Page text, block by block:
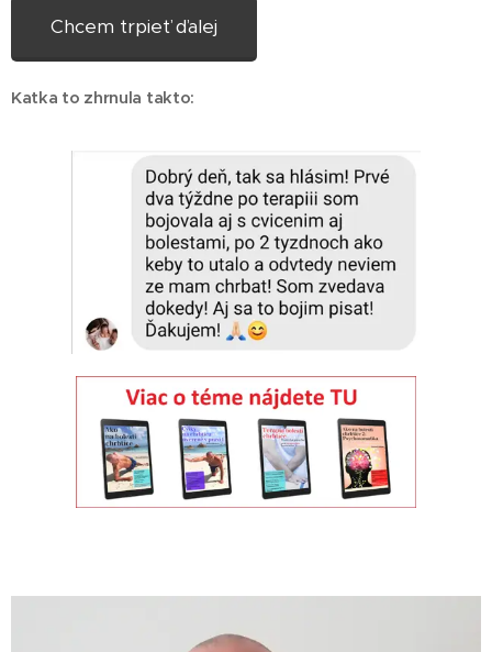
Chcem trpieť ďalej
Katka to zhrnula takto: